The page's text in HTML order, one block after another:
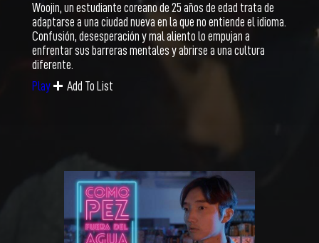
Woojin, un estudiante coreano de 25 años de edad trata de
adaptarse a una ciudad nueva en la que no entiende el idioma.
Confusión, desesperación y mal aliento lo empujan a
enfrentar sus barreras mentales y abrirse a una cultura
diferente.
Play
Add To List